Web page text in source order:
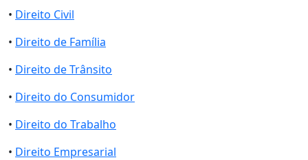
• Direito Civil
• Direito de Família
• Direito de Trânsito
• Direito do Consumidor
• Direito do Trabalho
• Direito Empresarial